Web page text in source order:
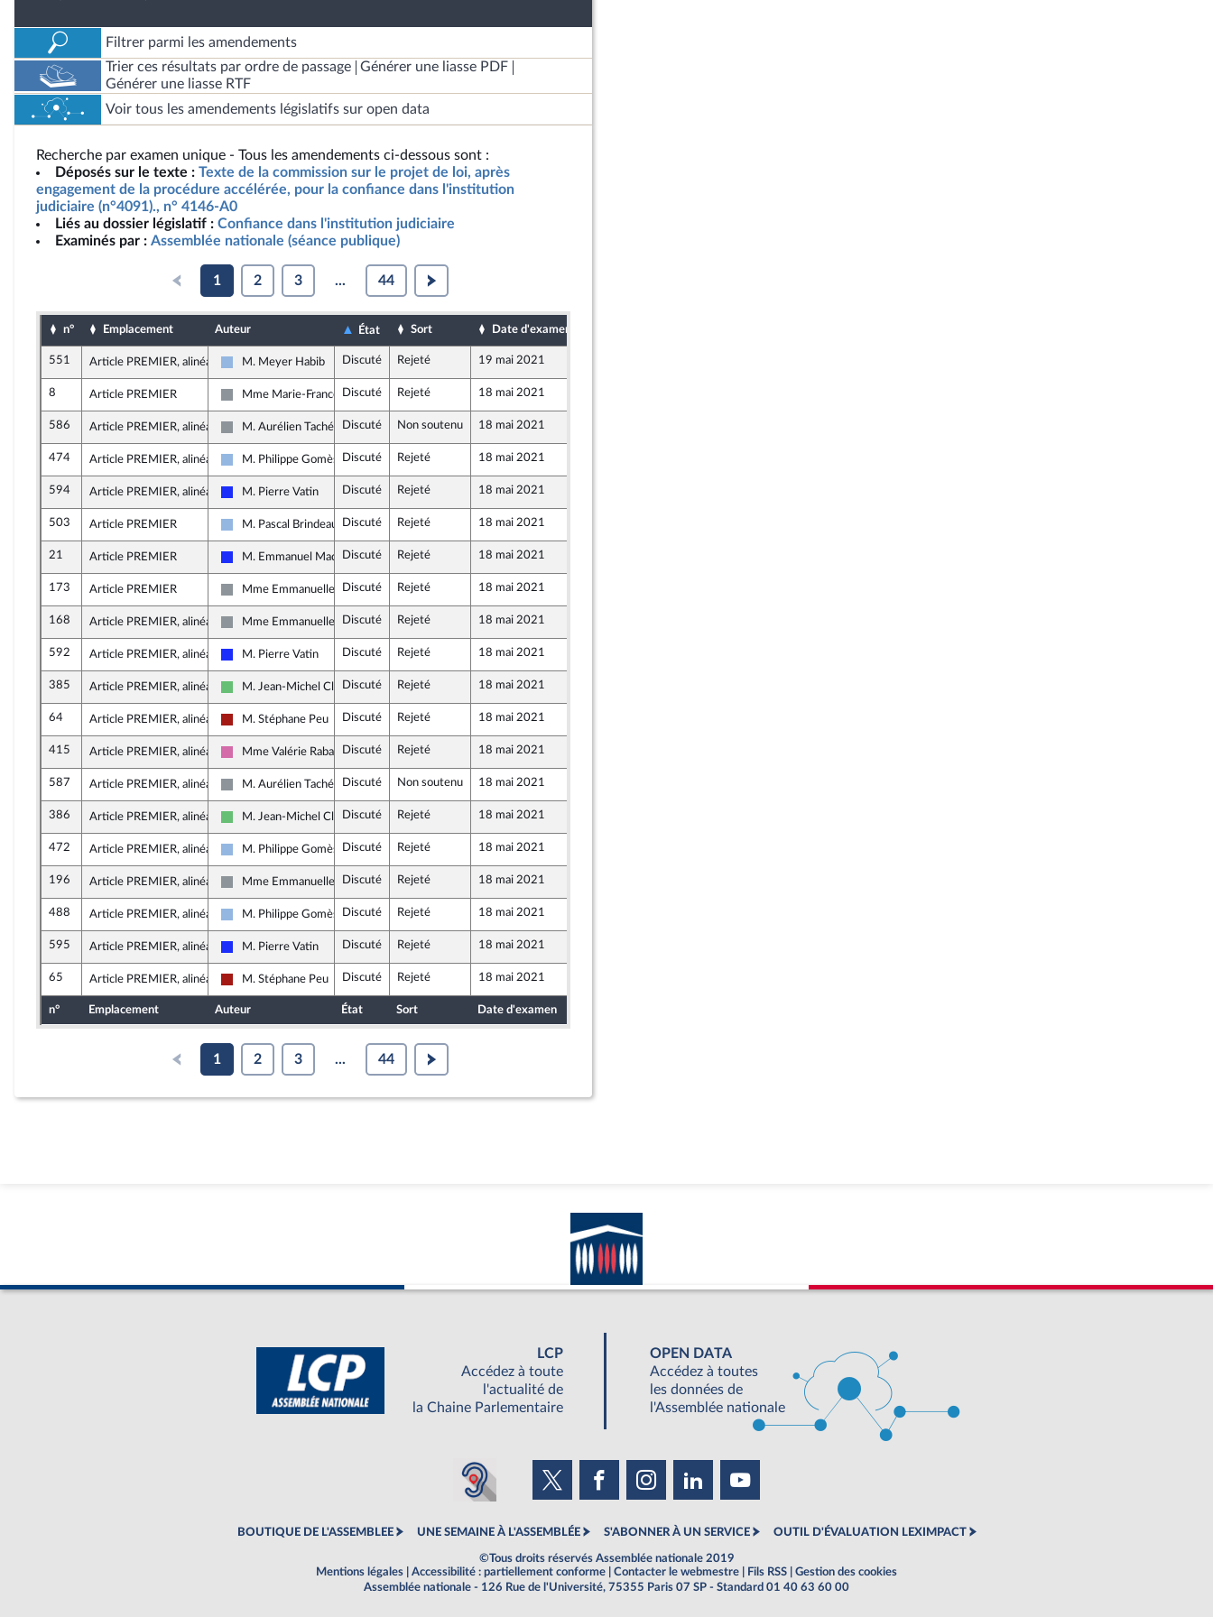
Filtrer parmi les amendements
Trier ces résultats par ordre de passage
Générer une liasse PDF
Générer une liasse RTF
Voir tous les amendements législatifs sur open data
Recherche par examen unique - Tous les amendements ci-dessous sont :
Déposés sur le texte : Texte de la commission sur le projet de loi, après
engagement de la procédure accélérée, pour la confiance dans l'institution
judiciaire (n°4091)., n° 4146-A0
Liés au dossier législatif : Confiance dans l'institution judiciaire
Examinés par : Assemblée nationale (séance publique)
1 2 3 ... 44
n° Emplacement Auteur État Sort Date d'examen
551 Article PREMIER, alinéa 6
UDI et Indépendants
M. Meyer Habib Discuté Rejeté 19 mai 2021
8 Article PREMIER
Non inscrit
Mme Marie-France Lorho
Discuté Rejeté 18 mai 2021
586 Article PREMIER, alinéa 6
Non inscrit
M. Aurélien Taché Discuté Non soutenu 18 mai 2021
474 Article PREMIER, alinéa 22
UDI et Indépendants
M. Philippe Gomès Discuté Rejeté 18 mai 2021
594 Article PREMIER, alinéa 6
Les Républicains
M. Pierre Vatin Discuté Rejeté 18 mai 2021
503 Article PREMIER
UDI et Indépendants
M. Pascal Brindeau Discuté Rejeté 18 mai 2021
21 Article PREMIER
Les Républicains
M. Emmanuel MaquetDiscuté Rejeté 18 mai 2021
173 Article PREMIER
Non inscrit
Mme Emmanuelle Ménard
Discuté Rejeté 18 mai 2021
168 Article PREMIER, alinéa 6
Non inscrit
Mme Emmanuelle Ménard
Discuté Rejeté 18 mai 2021
592 Article PREMIER, alinéa 6
Les Républicains
M. Pierre Vatin Discuté Rejeté 18 mai 2021
385 Article PREMIER, alinéa 6
Libertés et Territoires
M. Jean-Michel Clément
Discuté Rejeté 18 mai 2021
64 Article PREMIER, alinéa 6
Gauche démocrate et républicaine
M. Stéphane Peu Discuté Rejeté 18 mai 2021
415 Article PREMIER, alinéa 6
Socialistes et apparentés
Mme Valérie RabaultDiscuté Rejeté 18 mai 2021
587 Article PREMIER, alinéa 7
Non inscrit
M. Aurélien Taché Discuté Non soutenu 18 mai 2021
386 Article PREMIER, alinéa 7
Libertés et Territoires
M. Jean-Michel Clément
Discuté Rejeté 18 mai 2021
472 Article PREMIER, alinéa 7
UDI et Indépendants
M. Philippe Gomès Discuté Rejeté 18 mai 2021
196 Article PREMIER, alinéa 7
Non inscrit
Mme Emmanuelle Ménard
Discuté Rejeté 18 mai 2021
488 Article PREMIER, alinéa 6
UDI et Indépendants
M. Philippe Gomès Discuté Rejeté 18 mai 2021
595 Article PREMIER, alinéa 7
Les Républicains
M. Pierre Vatin Discuté Rejeté 18 mai 2021
65 Article PREMIER, alinéa 7
Gauche démocrate et républicaine
M. Stéphane Peu Discuté Rejeté 18 mai 2021
n° Emplacement Auteur État Sort Date d'examen
1 2 3 ... 44
LCP
Accédez à toute
l'actualité de
la Chaine Parlementaire
OPEN DATA
Accédez à toutes
les données de
l'Assemblée nationale
BOUTIQUE DE L'ASSEMBLEE UNE SEMAINE À L'ASSEMBLÉE S'ABONNER À UN SERVICE OUTIL D'ÉVALUATION LEXIMPACT
©Tous droits réservés Assemblée nationale 2019
Mentions légales
Accessibilité : partiellement conforme Contacter le webmestre Fils RSS
Gestion des cookies
Assemblée nationale - 126 Rue de l'Université, 75355 Paris 07 SP - Standard 01 40 63 60 00